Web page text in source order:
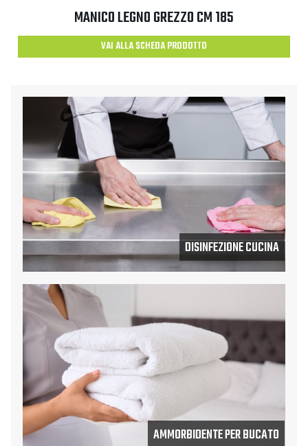
MANICO LEGNO GREZZO CM 185
VAI ALLA SCHEDA PRODOTTO
DISINFEZIONE CUCINA
AMMORBIDENTE PER BUCATO